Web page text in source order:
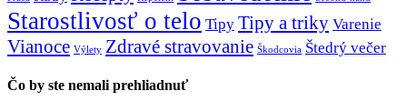
Starostlivosť o telo Tipy Tipy a triky Varenie
Vianoce Výlety Zdravé stravovanie Škodcovia Štedrý večer
Čo by ste nemali prehliadnuť